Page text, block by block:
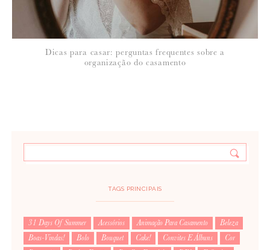
Dicas para casar: perguntas frequentes sobre a
organização do casamento
TAGS PRINCIPAIS
31 Days Of Summer Acessórios Animação Para Casamento
Beleza
Boas-Vindas!
Bolo Bouquet Cake! Convites E Álbuns
Cor